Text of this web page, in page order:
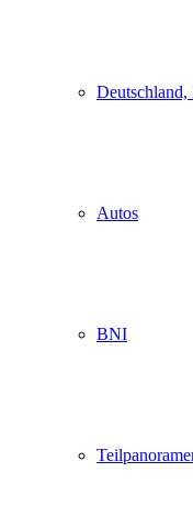
Deutschland,
Autos
BNI